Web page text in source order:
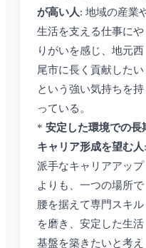
が高い人: 地域の産業
生活を支える仕事にや
りがいを感じ、地元西
尾市に長く貢献したい
という強い気持ちを持
っている。
* 安定した環境での長
キャリア形成を望む人:
派手なキャリアアップ
よりも、一つの場所で
腰を据えて専門スキル
を磨き、安定した生活
基盤を築きたいと考え